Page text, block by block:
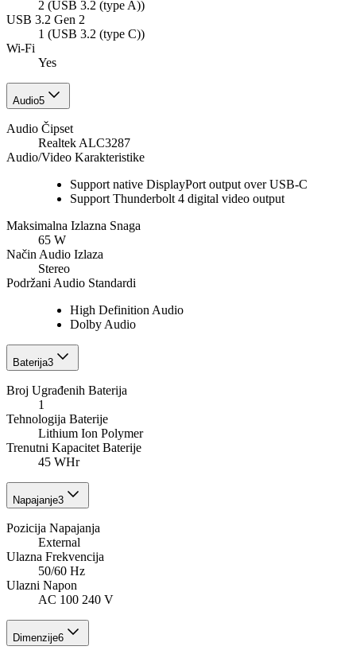
2 (USB 3.2 (type A))
USB 3.2 Gen 2
1 (USB 3.2 (type C))
Wi-Fi
Yes
Audio5
Audio Čipset
Realtek ALC3287
Audio/Video Karakteristike
Support native DisplayPort output over USB‑C
Support Thunderbolt 4 digital video output
Maksimalna Izlazna Snaga
65 W
Način Audio Izlaza
Stereo
Podržani Audio Standardi
High Definition Audio
Dolby Audio
Baterija3
Broj Ugrađenih Baterija
1
Tehnologija Baterije
Lithium Ion Polymer
Trenutni Kapacitet Baterije
45 WHr
Napajanje3
Pozicija Napajanja
External
Ulazna Frekvencija
50/60 Hz
Ulazni Napon
AC 100 240 V
Dimenzije6